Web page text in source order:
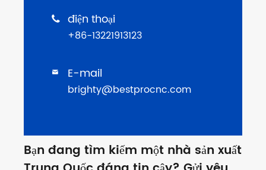
 điện thoại
+86-13221913123
 E-mail
brighty@bestprocnc.com
Bạn đang tìm kiếm một nhà sản xuất